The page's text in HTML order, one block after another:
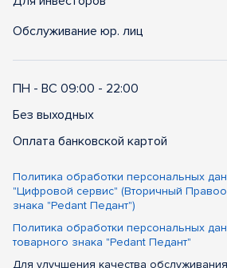
Обслуживание юр. лиц
ПН - ВС 09:00 - 22:00
Без выходных
Оплата банковской картой
Политика обработки персональных
"Цифровой сервис" (Вторичный
знака "Pedant Педант")
Политика обработки персональных
товарного знака "Pedant Педант"
Для улучшения качества